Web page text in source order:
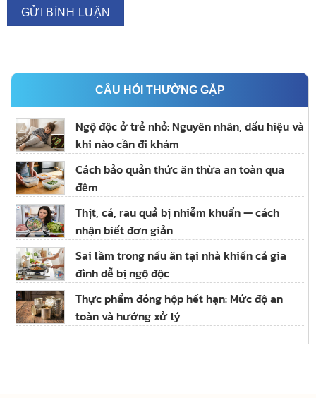
CÂU HỎI THƯỜNG GẶP
Ngộ độc ở trẻ nhỏ: Nguyên nhân, dấu hiệu và
khi nào cần đi khám
Cách bảo quản thức ăn thừa an toàn qua
đêm
Thịt, cá, rau quả bị nhiễm khuẩn — cách
nhận biết đơn giản
Sai lầm trong nấu ăn tại nhà khiến cả gia
đình dễ bị ngộ độc
Thực phẩm đóng hộp hết hạn: Mức độ an
toàn và hướng xử lý